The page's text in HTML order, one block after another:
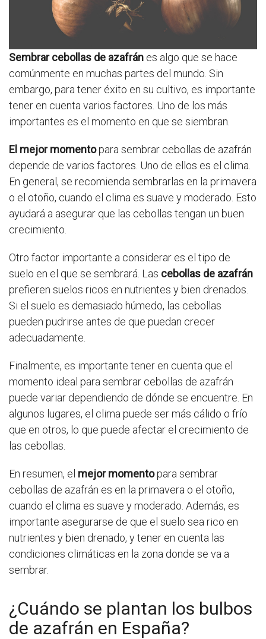
Sembrar cebollas de azafrán es algo que se hace
comúnmente en muchas partes del mundo. Sin
embargo, para tener éxito en su cultivo, es importante
tener en cuenta varios factores. Uno de los más
importantes es el momento en que se siembran.
El mejor momentopara sembrar cebollas de azafrán
depende de varios factores. Uno de ellos es el clima.
En general, se recomienda sembrarlas en la primavera
o el otoño, cuando el clima es suave y moderado. Esto
ayudará a asegurar que las cebollas tengan un buen
crecimiento.
Otro factor importante a considerar es el tipo de
suelo en el que se sembrará. Las cebollas de azafrán
prefieren suelos ricos en nutrientes y bien drenados.
Si el suelo es demasiado húmedo, las cebollas
pueden pudrirse antes de que puedan crecer
adecuadamente.
Finalmente, es importante tener en cuenta que el
momento ideal para sembrar cebollas de azafrán
puede variar dependiendo de dónde se encuentre. En
algunos lugares, el clima puede ser más cálido o frío
que en otros, lo que puede afectar el crecimiento de
las cebollas.
En resumen, el mejor momentopara sembrar
cebollas de azafrán es en la primavera o el otoño,
cuando el clima es suave y moderado. Además, es
importante asegurarse de que el suelo sea rico en
nutrientes y bien drenado, y tener en cuenta las
condiciones climáticas en la zona donde se va a
sembrar.
¿Cuándo se plantan los bulbos
de azafrán en España?